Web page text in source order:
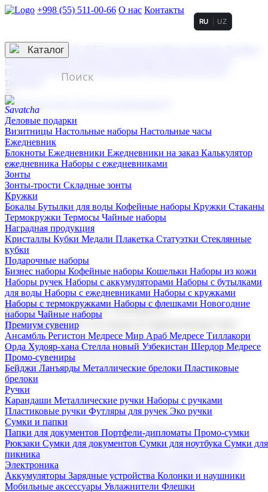
+998 (55) 511-00-66 О нас Контакты
3D гравировка
смолой (Doming)
гравировка твердая
тиснение
RU UZ
☰
Контакты
Каталог
Деловые подарки
Визитницы Настольные наборы Настольные часы
Ежедневник
Блокноты Ежедневники Ежедневники на заказ Калькулятор
ежедневника Наборы с ежедневниками
Зонты
Зонты-трости Складные зонты
Кружки
Бокалы Бутылки для воды Кофейные наборы Кружки Стаканы
Термокружки Термосы Чайные наборы
Наградная продукция
Kристаллы Кубки Медали Плакетка Статуэтки Стеклянные
кубки
Подарочные наборы
Бизнес наборы Кофейные наборы Кошельки Наборы из кожи
Наборы ручек Наборы с аккумуляторами Наборы с бутылками
для воды Наборы с ежедневниками Наборы с кружками
Наборы с термокружками Наборы с флешками Новогодние
наборы Чайные наборы
Премиум сувенир
Ансамбль Регистон Медресе Мир Араб Медресе Тиллакори
Орда Худояр-хана Стелла новый Узбекистан Шердор Медресе
Промо-сувениры
Бейджи Ланъярды Металлические брелоки Пластиковые
брелоки
Ручки
Карандаши Металлические ручки Наборы с ручками
Пластиковые ручки Футляры для ручек Эко ручки
Сумки и папки
Папки для документов Портфели-дипломаты Промо-сумки
Рюкзаки Сумки для документов Сумки для ноутбука Сумки для
пикника
Электроника
Аккумуляторы Зарядные устройства Колонки и наушники
Мобильные аксессуары Увлажнители Флешки
Корпоративные подарки
Поставка со склада и производство
Мы предлагаем широкий выбор корпоративных подарков и
сувениров с логотипом. В нашем каталоге вы найдете
продукцию для бизнеса, мероприятия и клиентов.
Подарочные наборы
Бизнес наборыКофейные наборы Кошельки
Наборы из кожиНаборы ручекНаборы с аккумуляторами
Наборы с бутылками для воды
Наборы с ежедневниками
Наборы с кружками
флешкамиНовогодние наборыЧайные наборы